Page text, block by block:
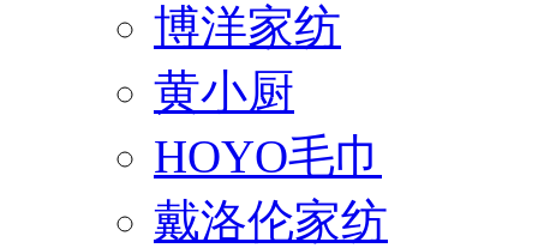
博洋家纺
黄小厨
HOYO毛巾
戴洛伦家纺